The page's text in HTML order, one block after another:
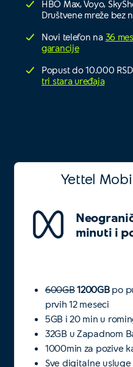
HBO Max, Voyo,
Društvene mreže bez
Novi telefon na 36
garancije
Popust do 10.000
tri stara uređaja
Yettel
minuti i
600GB1200GBpo
prvih 12 meseci
5GB i 20 min u
32GB u Zapadnom
1000min za pozive
Sve digitalne